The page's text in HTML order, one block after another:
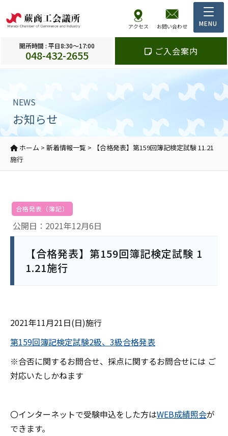
アクセス お問い合わせ
開所時間 : 平日8:30～17:00
048-432-2655 ご入会案内
NEWS
お知らせ
ホーム > 新着情報一覧 >
【合格発表】第159回簿記検定試験 11.21
施行
公開日：2021年12月6日
合格発表（簿記）
【合格発表】第159回簿記検定試験 1
1.21施行
2021年11月21日(日)施行
第159回簿記検定試験2級、3級合格発表
※合否に関するお問合せ、採点に関するお問合せには ご
対応いたしかねます
〇インターネットで受験申込をした方はWEB成績照会が
できます。